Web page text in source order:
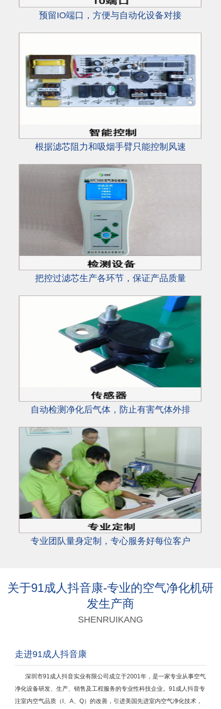
预留IO端口，方便与自动化设备对接
根据滤芯阻力和吸烟手臂只能控制风速
把控过滤芯生产各环节，保证产品质量
自动检测净化后气体，防止有害气体外排
专业团队量身定制，专心服务好每位客户
关于91成人抖音康-专业的空气净化机研
发生产商
SHENRUIKANG
走进91成人抖音康
深圳市91成人抖音实业有限公司成立于2001年，是一家专业从事空气
净化设备研发、生产、销售及工程服务的专业性科技企业。91成人抖音专
注室内空气品质（I、A、Q）的改善，引进美国先进室内空气净化技术，